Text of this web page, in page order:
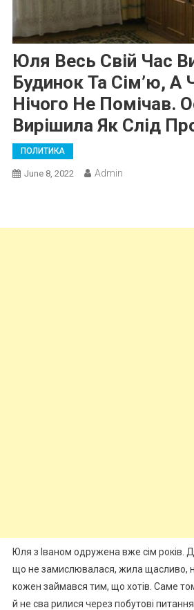
Юля Весь Свій Час
Будинок Та Сім’ю, А
Нічого Не Помічав.
Вирішила Як Слід
ПОЛИТИКА
June 8, 2022 Admin
Юля з Іваном одружена вже сім років.
що не замислювалася, жила щасливо, на
кожен займався тим, що хотів. Саме
й не сва рилися через побутові